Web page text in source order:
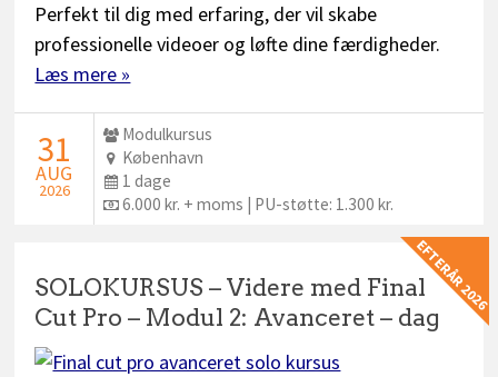
Perfekt til dig med erfaring, der vil skabe
professionelle videoer og løfte dine færdigheder.
Læs mere »
STARTDATO:
31
AUG
2026
Udbyder:
Modulkursus
Sted:
København
Dage:
1 dage
Pris:6.000 kr. + moms | PU-støtte: 1.300 kr.
SOLOKURSUS – Videre med Final
Cut Pro – Modul 2: Avanceret – dag
EFTERÅR 2026